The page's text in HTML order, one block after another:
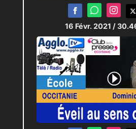
16 Févr. 2021 /